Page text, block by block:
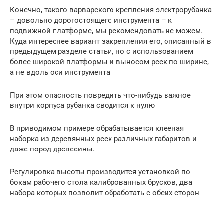
Конечно, такого варварского крепления электрорубанка
– довольно дорогостоящего инструмента – к
подвижной платформе, мы рекомендовать не можем.
Куда интереснее вариант закрепления его, описанный в
предыдущем разделе статьи, но с использованием
более широкой платформы и выносом реек по ширине,
а не вдоль оси инструмента
При этом опасность повредить что-нибудь важное
внутри корпуса рубанка сводится к нулю
В приводимом примере обрабатывается клееная
наборка из деревянных реек различных габаритов и
даже пород древесины.
Регулировка высоты производится установкой по
бокам рабочего стола калиброванных брусков, два
набора которых позволит обработать с обеих сторон